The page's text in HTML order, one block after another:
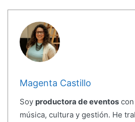
Magenta Castillo
Soy productora de eventoscon
música, cultura y gestión. He